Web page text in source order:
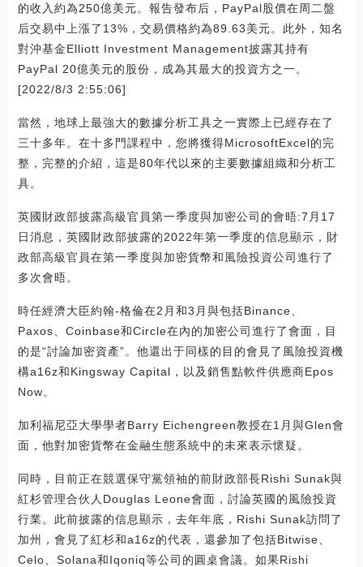
的收入約為250億美元。報告發布后，PayPal股價在周二盤
后交易中上漲了13%，交易價格約為89.63美元。此外，知名
對沖基金Elliott Investment Management披露其持有
PayPal 20億美元的股份，成為其最大的投資方之一。
[2022/8/3 2:55:06]
當然，地球上最強大的數據分析工具之一實際上已經存在了
三十多年。在十多門課程中，您將獲得MicrosoftExcel的完
整，完整的介紹，這是80年代以來的主要數據組織和分析工
具。
英國財政部披露高級官員第一季度與加密公司的會晤:7月17
日消息，英國財政部披露的2022年第一季度的信息顯示，財
政部高級官員在第一季度與加密貨幣和風險投資公司進行了
多次會晤。
時任經濟大臣約翰-格倫在2月和3月與包括Binance、
Paxos、Coinbase和Circle在內的加密公司進行了會面，目
的是“討論加密資產”。他還出于同樣的目的會見了風險投資機
構a16z和Kingsway Capital，以及銷售點軟件供應商Epos
Now。
加利福尼亞大學學者Barry Eichengreen教授在1月與Glen會
面，他對加密貨幣在金融生態系統中的未來表示懷疑。
同時，目前正在競選保守黨領袖的前財政部長Rishi Sunak與
紅杉管理合伙人Douglas Leone會面，討論英國的風險投資
行業。此前披露的信息顯示，去年年底，Rishi Sunak訪問了
加州，會見了紅杉和a16z的代表，還參加了包括Bitwise、
Celo、Solana和Iqoniq等公司的圓桌會議。如果Rishi